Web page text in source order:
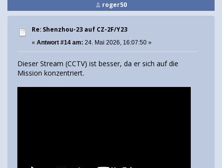
roger50
Re: Shenzhou-23 auf CZ-2F/Y23
« Antwort #14 am: 24. Mai 2026, 16:07:50 »
Dieser Stream (CCTV) ist besser, da er sich auf die
Mission konzentriert.